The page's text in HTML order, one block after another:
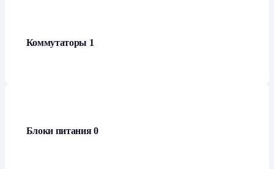
Коммутаторы 1
Блоки питания0